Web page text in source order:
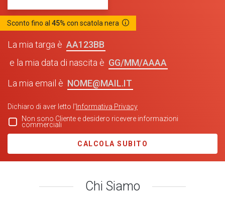
Sconto fino al 45% con scatola nera
La mia targa è
AA123BB
e la mia data di nascita è
GG/MM/AAAA
La mia email è NOME@MAIL.IT
Dichiaro di aver letto l' Informativa Privacy
Non sono Cliente e desidero ricevere informazioni
commerciali
CALCOLA SUBITO
Chi Siamo